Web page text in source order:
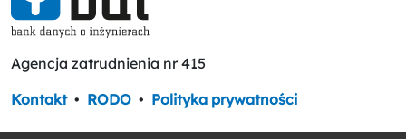
Agencja zatrudnienia nr 415
Kontakt • RODO • Polityka prywatności